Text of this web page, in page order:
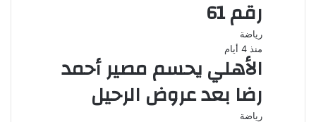
رقم 61
رياضة
منذ 4 أيام
الأهلي يحسم مصير أحمد
رضا بعد عروض الرحيل
رياضة